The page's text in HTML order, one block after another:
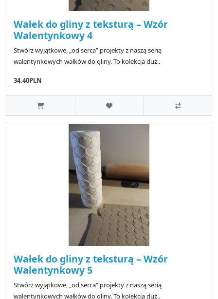
Wałek do gliny z teksturą – Wzór
Walentynkowy 4
Stwórz wyjątkowe, „od serca” projekty z naszą serią
walentynkowych wałków do gliny. To kolekcja duż..
34.40PLN
Wałek do gliny z teksturą – Wzór
Walentynkowy 5
Stwórz wyjątkowe, „od serca” projekty z naszą serią
walentynkowych wałków do gliny. To kolekcja duż..